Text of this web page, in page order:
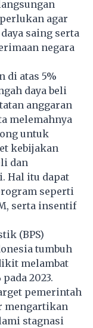
agar
saing serta
negara
di atas 5%
daya beli
anggaran
melemahnya
untuk
kebijakan
dan
Hal itu dapat
seperti
serta insentif
(BPS)
tumbuh
melambat
2023.
pemerintah
mengartikan
stagnasi